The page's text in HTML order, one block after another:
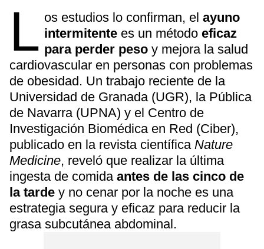
L os estudios lo confirman, elayuno
intermitente es un métodoeficaz
para perder peso y mejora la salud
cardiovascular en personas con problemas
de obesidad. Un trabajo reciente de la
Universidad de Granada (UGR), la Pública
de Navarra (UPNA) y el Centro de
Investigación Biomédica en Red (Ciber),
publicado en la revista científica Nature
Medicine, reveló que realizar la última
ingesta de comida antes de las cinco de
la tarde y no cenar por la noche es una
estrategia segura y eficaz para reducir la
grasa subcutánea abdominal.